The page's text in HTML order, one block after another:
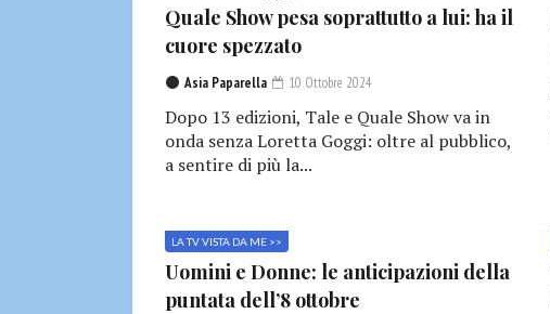
Quale Show pesa soprattutto a lui: ha il
cuore spezzato
Asia Paparella 10 Ottobre 2024
Dopo 13 edizioni, Tale e Quale Show va in
onda senza Loretta Goggi: oltre al pubblico,
a sentire di più la...
LA TV VISTA DA ME >>
Uomini e Donne: le anticipazioni della
puntata dell’8 ottobre